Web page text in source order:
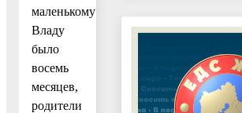
маленькому
Владу
было
восемь
месяцев,
родители